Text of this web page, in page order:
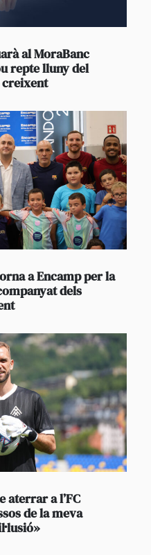
al MoraBanc
repte lluny del
a Encamp per la
dels
aterrar a l’FC
de la meva